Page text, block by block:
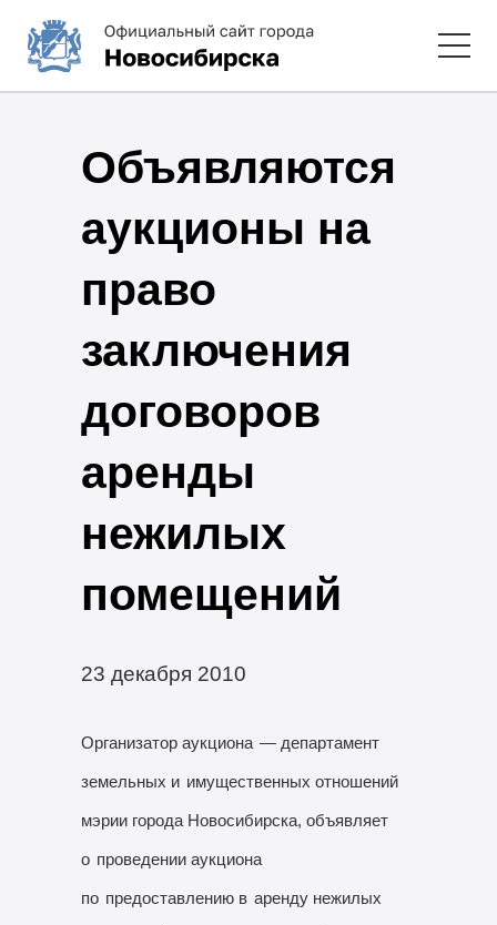
Объявляются
аукционы на
право
заключения
договоров
аренды
нежилых
помещений
23 декабря 2010
Организатор аукциона — департамент
земельных и имущественных отношений
мэрии города Новосибирска, объявляет
о проведении аукциона
по предоставлению в аренду нежилых